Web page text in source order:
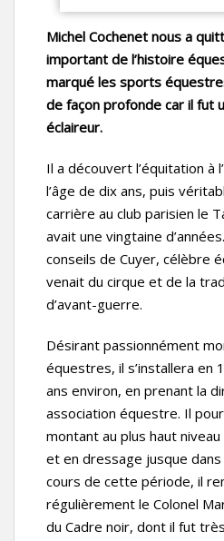
Michel Cochenet nous a
important de l’histoire
marqué les sports
de façon profonde car il fut
éclaireur.
Il a découvert l’équitation à
l’âge de dix ans, puis
carrière au club parisien le
avait une vingtaine
conseils de Cuyer, célèbre
venait du cirque et de la
d’avant-guerre.
Désirant passionnément
équestres, il s’installera en
ans environ, en prenant la
association équestre. Il
montant au plus haut
et en dressage jusque dans
cours de cette période, il
régulièrement le Colonel
du Cadre noir, dont il fut